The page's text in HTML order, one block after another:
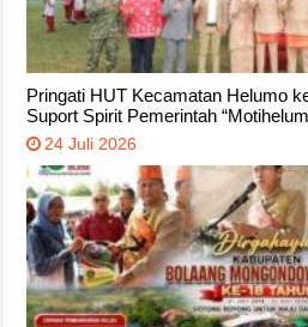
Pringati HUT Kecamatan Helumo
Suport Spirit Pemerintah
24 Juli 2026